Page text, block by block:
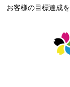
お客様の目標達成